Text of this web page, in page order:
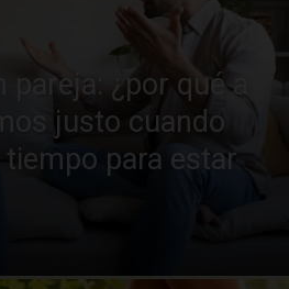
¿por qué a
justo cuando
para estar